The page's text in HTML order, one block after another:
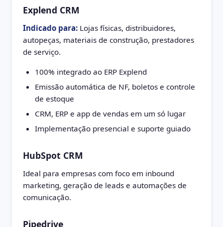
Explend CRM
Indicado para: Lojas físicas, distribuidores,
autopeças, materiais de construção, prestadores
de serviço.
100% integrado ao ERP Explend
Emissão automática de NF, boletos e controle
de estoque
CRM, ERP e app de vendas em um só lugar
Implementação presencial e suporte guiado
HubSpot CRM
Ideal para empresas com foco em inbound
marketing, geração de leads e automações de
comunicação.
Pipedrive